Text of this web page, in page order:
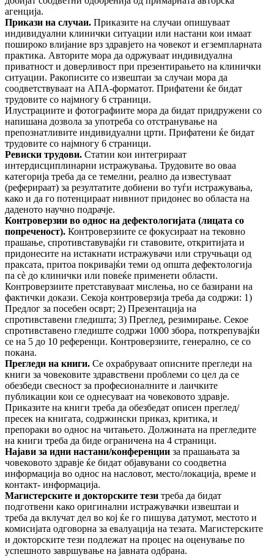
агенција.
Прикази на случаи. Приказите на случаи опишуваат
индивидуални клинички ситуации или настани кои имаат
пошироко влијание врз здравјето на човекот и егземпларната
практика. Авторите мора да одржуваат индивидуална
приватност и доверливост при презентирањето на клинички
ситуации. Ракописите со извештаи за случаи мора да
соодветствуваат на AПA-форматот. Прифатени ќе бидат
трудовите со најмногу 6 страници.
Илустрациите и фотографиите мора да бидат придружени со
напишана дозвола за употреба со отстранување на
препознатливите индивидуални црти. Прифатени ќе бидат
трудовите со најмногу 6 страници.
Ревиски трудови. Статии кои интегрираат
интердисциплинарни истражувања. Трудовите во оваа
категорија треба да се темелни, реално да известуваат
(реферираат) за резултатите добиени во туѓи истражувања,
како и да го потенцираат нивниот придонес во областа на
даденото научно подрачје.
Контроверзии во однос на дефектологијата (лицата со
попреченост). Контроверзиите се фокусираат на тековно
прашање, спротивставувајќи ги ставовите, откритијата и
придонесите на истакнати истражувачи или стручњаци од
праксата, притоа покривајќи теми од општа дефектологија
па сè до клинички или повеќе применети области.
Контроверзиите претставуваат мислења, но се базирани на
фактички докази. Секоја контроверзија треба да содржи: 1)
Предлог за посебен осврт; 2) Презентација на
спротивставени гледишта; 3) Преглед, резимирање. Секое
спротивставено гледиште содржи 1000 збора, поткрепувајќи
се на 5 до 10 референци. Контроверзиите, генерално, се со
покана.
Прегледи на книги. Се охрабруваат описните прегледи на
книги за човековите здравствени проблеми со цел да се
обезбеди свесност за професионалните и лаичките
публикации кои се однесуваат на човековото здравје.
Приказите на книги треба да обезбедат описен преглед/
пресек на книгата, содржински приказ, критика, и
препораки во однос на читањето. Должината на прегледите
на книги треба да биде ограничена на 4 страници.
Најави за идни настани/конференции за прашањата за
човековото здравје ќе бидат објавувани со соодветна
информација во однос на насловот, место/локација, време и
контакт- информација.
Магистерските и докторските тези треба да бидат
подготвени како оригинални истражувачки извештаи и
треба да вклучат дел во кој ќе го пишува датумот, местото и
комисијата одговорна за евалуација на тезата. Магистерските
и докторските тези подлежат на процес на оценување по
успешното завршување на јавната одбрана.